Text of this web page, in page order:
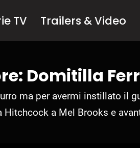
TV Trailers & Video
Domitilla
ma per avermi instillato il
Hitchcock a Mel Brooks e